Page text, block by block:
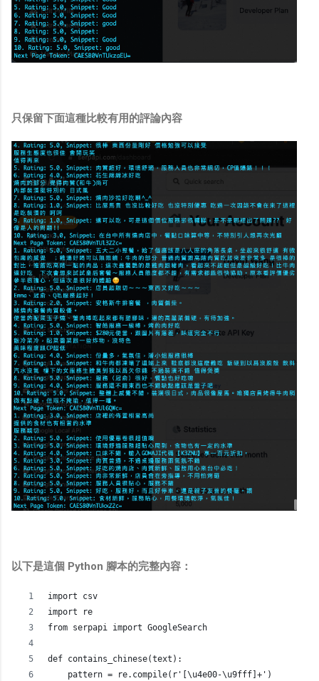
只保留下面這種比較有用的評論內容
以下是這個 Python 腳本的完整內容：
import csv
import re
from serpapi import GoogleSearch
def contains_chinese(text):
    pattern = re.compile(r'[\u4e00-\u9fff]+')